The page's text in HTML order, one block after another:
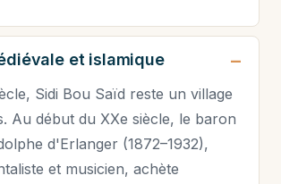
et islamique
Sidi Bou Saïd reste un village
Au début du XXe siècle, le baron
d'Erlanger (1872–1932),
et musicien, achète